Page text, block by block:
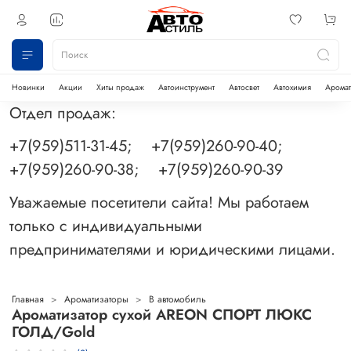
Новинки Акции Хиты продаж Автоинструмент Автосвет Автохимия
Отдел продаж:
+7(959)511-31-45; +7(959)260-90-40;
+7(959)260-90-38; +7(959)260-90-39
Уважаемые посетители сайта! Мы работаем
только с индивидуальными
предпринимателями и юридическими лицами.
Главная Ароматизаторы В автомобиль
Ароматизатор сухой AREON СПОРТ ЛЮКС
ГОЛД/Gold